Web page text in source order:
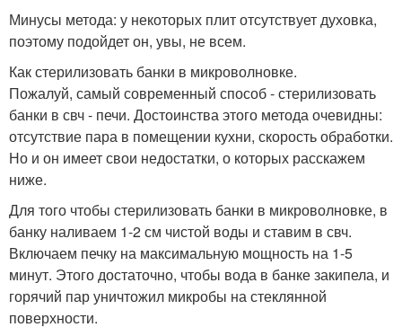
Минусы метода: у некоторых плит отсутствует духовка,
поэтому подойдет он, увы, не всем.
Как стерилизовать банки в микроволновке.
Пожалуй, самый современный способ - стерилизовать
банки в свч - печи. Достоинства этого метода очевидны:
отсутствие пара в помещении кухни, скорость обработки.
Но и он имеет свои недостатки, о которых расскажем
ниже.
Для того чтобы стерилизовать банки в микроволновке, в
банку наливаем 1-2 см чистой воды и ставим в свч.
Включаем печку на максимальную мощность на 1-5
минут. Этого достаточно, чтобы вода в банке закипела, и
горячий пар уничтожил микробы на стеклянной
поверхности.